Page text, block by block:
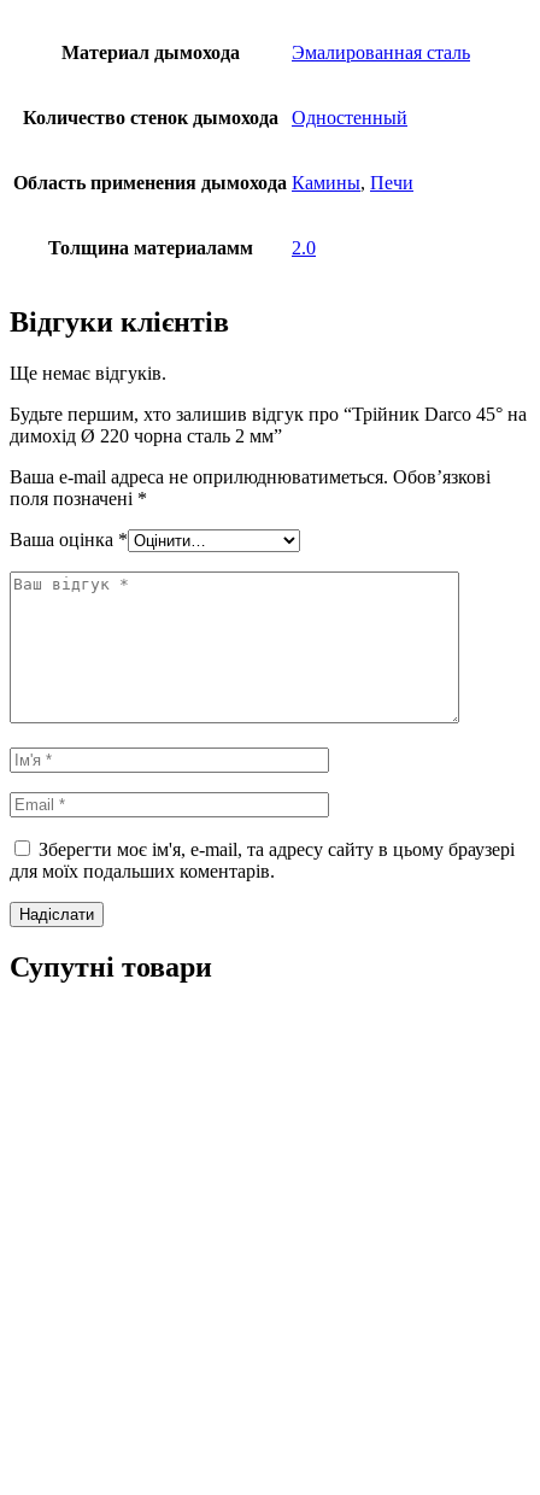
Материал дымохода Эмалированная сталь
Количество стенок дымохода Одностенный
Область применения дымохода Камины, Печи
Толщина материаламм 2.0
Відгуки клієнтів
Ще немає відгуків.
Будьте першим, хто залишив відгук про “Трійник Darco 45° на
димохід Ø 220 чорна сталь 2 мм”
Ваша e-mail адреса не оприлюднюватиметься. Обов’язкові
поля позначені *
Ваша оцінка *
Зберегти моє ім'я, e-mail, та адресу сайту в цьому браузері
для моїх подальших коментарів.
Супутні товари